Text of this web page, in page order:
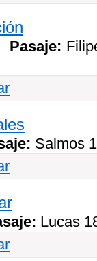
Pasaje:
Salmos
Lucas